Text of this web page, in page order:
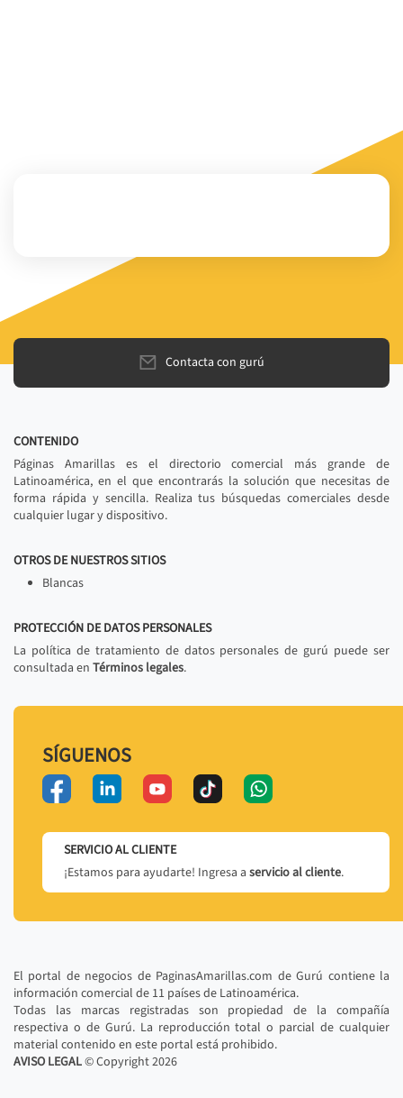
Contacta con gurú
CONTENIDO
Páginas Amarillas es el directorio comercial más grande de
Latinoamérica, en el que encontrarás la solución que necesitas de
forma rápida y sencilla. Realiza tus búsquedas comerciales desde
cualquier lugar y dispositivo.
OTROS DE NUESTROS SITIOS
Blancas
PROTECCIÓN DE DATOS PERSONALES
La política de tratamiento de datos personales de gurú puede ser
consultada en Términos legales.
SÍGUENOS
SERVICIO AL CLIENTE
¡Estamos para ayudarte! Ingresa a servicio al cliente.
El portal de negocios de PaginasAmarillas.com de Gurú contiene la
información comercial de 11 países de Latinoamérica.
Todas las marcas registradas son propiedad de la compañía
respectiva o de Gurú. La reproducción total o parcial de cualquier
material contenido en este portal está prohibido.
AVISO LEGAL© Copyright2026